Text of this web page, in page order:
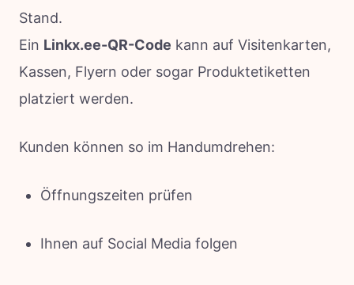
Stand.
Ein Linkx.ee-QR-Code kann auf Visitenkarten,
Kassen, Flyern oder sogar Produktetiketten
platziert werden.
Kunden können so im Handumdrehen:
Öffnungszeiten prüfen
Ihnen auf Social Media folgen